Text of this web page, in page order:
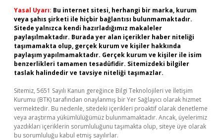
Yasal Uyarı: Bu internet sitesi, herhangi bir marka, kurum
veya şahıs şirketi ile hiçbir bağlantısı bulunmamaktadır.
Sitede yalnızca kendi hazırladığımız makaleler
paylaşılmaktadır. Burada yer alan içerikler haber niteliği
taşımamakta olup, gerçek kurum ve kişiler hakkında
paylaşım yapılmamaktadır. Gerçek kurum ve kişiler ile isim
benzerlikleri tamamen tesadüfidir. Sitemizdeki bilgiler
taslak halindedir ve tavsiye niteliği taşımazlar.
Sitemiz, 5651 Sayılı Kanun gereğince Bilgi Teknolojileri ve İletişim
Kurumu (BTK) tarafından onaylanmış bir Yer Sağlayıcı olarak hizmet
vermektedir. Bu nedenle, sitedeki içerikleri proaktif olarak denetleme
veya araştırma yükümlülüğümüz bulunmamaktadır. Ancak, üyelerimiz
yazdıkları içeriklerin sorumluluğunu taşımakta olup, siteye üye olarak
bu sorumluluğu kabul etmiş sayılırlar.